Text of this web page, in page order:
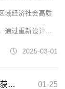
域经济社会高质
过重新设计并
年12月19日成
学校长助理、科
2025-03-01
青海大学国家大学科技园创新服务中心喜获2020年度国家级科技企业孵化器认定 01-25